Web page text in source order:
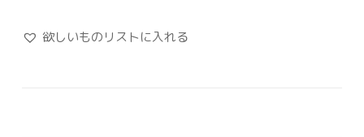
欲しいものリストに入れる